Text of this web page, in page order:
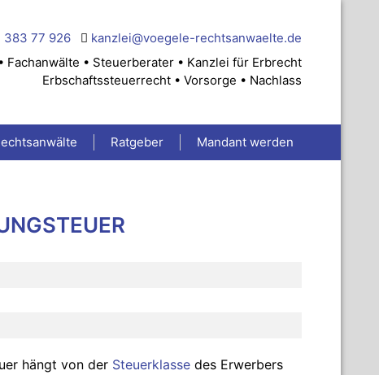
383 77 926
kanzlei@voegele-rechtsanwaelte.de
Fachanwälte • Steuerberater • Kanzlei für Erbrecht
Erbschaftssteuerrecht • Vorsorge • Nachlass
Ratgeber Mandant werden
hängt von der Steuerklasse des Erwerbers